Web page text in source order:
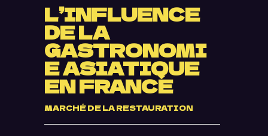
L’INFLUENCE
DE LA
GASTRONOMI
E ASIATIQUE
EN FRANCE
MARCHÉ DE LA RESTAURATION